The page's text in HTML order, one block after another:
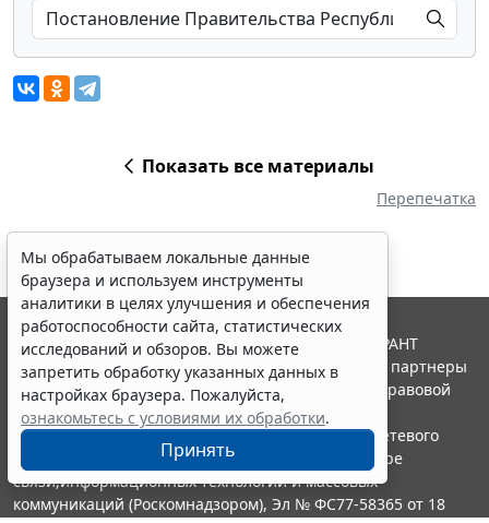
Показать все материалы
Перепечатка
Мы обрабатываем локальные данные
браузера и используем инструменты
аналитики в целях улучшения и обеспечения
работоспособности сайта, статистических
исследований и обзоров. Вы можете
запретить обработку указанных данных в
настройках браузера. Пожалуйста,
ознакомьтесь с условиями их обработки.
Принять
© ООО "НПП "ГАРАНТ-СЕРВИС", 2026. Система ГАРАНТ
выпускается с 1990 года. Компания "Гарант" и ее партнеры
являются участниками Российской ассоциации правовой
информации ГАРАНТ.
Портал ГАРАНТ.РУ зарегистрирован в качестве сетевого
издания Федеральной службой по надзору в сфере
связи,информационных технологий и массовых
коммуникаций (Роскомнадзором), Эл № ФС77-58365 от 18